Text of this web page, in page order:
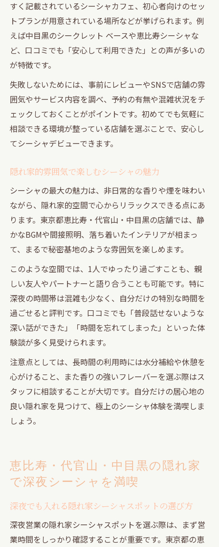
すく記載されているシーシャカフェ、初心者向けのセッ
トプランが用意されている場所などが挙げられます。例
えば中目黒のシークレット ベースや恵比寿シーシャな
ど、口コミでも「安心して利用できた」との声が多いの
が特徴です。
失敗しないためには、事前にレビューやSNSで店舗の雰
囲気やサービス内容を調べ、予約の有無や混雑状況をチ
ェックしておくことがポイントです。初めてでも気軽に
相談できる環境が整っている店舗を選ぶことで、安心し
てシーシャデビューできます。
隠れ家的雰囲気で楽しむシーシャの魅力
シーシャの最大の魅力は、非日常的な香りや煙を味わい
ながら、隠れ家的空間で心からリラックスできる点にあ
ります。東京都恵比寿・代官山・中目黒の店舗では、静
かなBGMや間接照明、落ち着いたインテリアが相まっ
て、まるで秘密基地のような雰囲気を楽しめます。
このような空間では、1人でゆったり過ごすことも、親
しい友人やパートナーと語り合うことも可能です。特に
深夜の時間帯は混雑も少なく、自分だけの特別な時間を
過ごせると評判です。口コミでも「普段話せないような
深い話ができた」「時間を忘れてしまった」といった体
験談が多く見受けられます。
注意点としては、長時間の利用時には水分補給や休憩を
心がけること、また香りの強いフレーバーを選ぶ際はス
タッフに相談することが大切です。自分だけの居心地の
良い隠れ家を見つけて、極上のシーシャ体験を満喫しま
しょう。
恵比寿・代官山・中目黒の隠れ家
で深夜シーシャを満喫
深夜でも入れる隠れ家シーシャスポットの選び方
深夜営業の隠れ家シーシャスポットを選ぶ際は、まず営
業時間をしっかり確認することが重要です。東京都の恵